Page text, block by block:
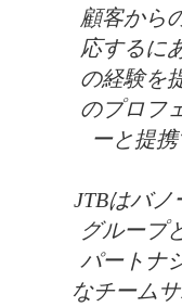
顧客から
応するに
の経験を
のプロフ
ーと提
JTBはバ
グループ
パートナ
なチーム